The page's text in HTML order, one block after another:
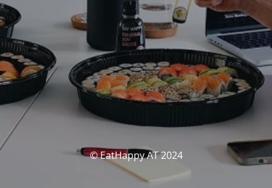
© EatHappy AT 2024